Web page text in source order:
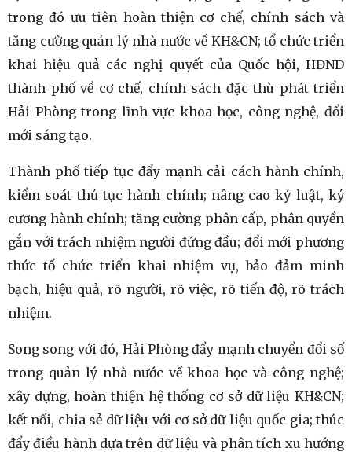
trong đó ưu tiên hoàn thiện cơ chế, chính sách và
tăng cường quản lý nhà nước về KH&CN; tổ chức triển
khai hiệu quả các nghị quyết của Quốc hội, HĐND
thành phố về cơ chế, chính sách đặc thù phát triển
Hải Phòng trong lĩnh vực khoa học, công nghệ, đổi
mới sáng tạo.
Thành phố tiếp tục đẩy mạnh cải cách hành chính,
kiểm soát thủ tục hành chính; nâng cao kỷ luật, kỷ
cương hành chính; tăng cường phân cấp, phân quyền
gắn với trách nhiệm người đứng đầu; đổi mới phương
thức tổ chức triển khai nhiệm vụ, bảo đảm minh
bạch, hiệu quả, rõ người, rõ việc, rõ tiến độ, rõ trách
nhiệm.
Song song với đó, Hải Phòng đẩy mạnh chuyển đổi số
trong quản lý nhà nước về khoa học và công nghệ;
xây dựng, hoàn thiện hệ thống cơ sở dữ liệu KH&CN;
kết nối, chia sẻ dữ liệu với cơ sở dữ liệu quốc gia; thúc
đẩy điều hành dựa trên dữ liệu và phân tích xu hướng